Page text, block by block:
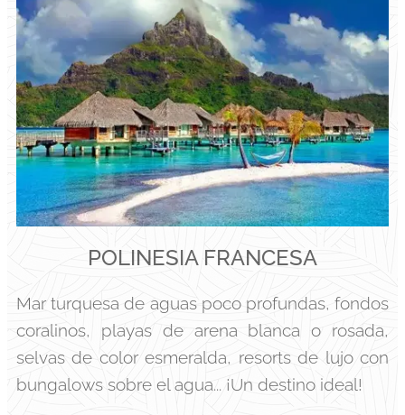
POLINESIA FRANCESA
Mar turquesa de aguas poco profundas, fondos
coralinos, playas de arena blanca o rosada,
selvas de color esmeralda, resorts de lujo con
bungalows sobre el agua... ¡Un destino ideal!